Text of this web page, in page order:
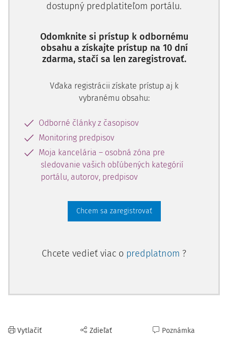
dostupný predplatiteľom portálu.
Odomknite si prístup k odbornému
obsahu a získajte prístup na 10 dní
zdarma, stačí sa len zaregistrovať.
Vďaka registrácii získate prístup aj k
vybranému obsahu:
Odborné články z časopisov
Monitoring predpisov
Moja kancelária – osobná zóna pre
sledovanie vašich obľúbených kategórií
portálu, autorov, predpisov
Chcem sa zaregistrovať
Chcete vedieť viac o predplatnom ?
Vytlačiť Zdieľať Poznámka